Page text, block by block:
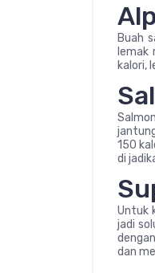
Buah
lemak
kalori,
150
di
Untuk
jadi
dan